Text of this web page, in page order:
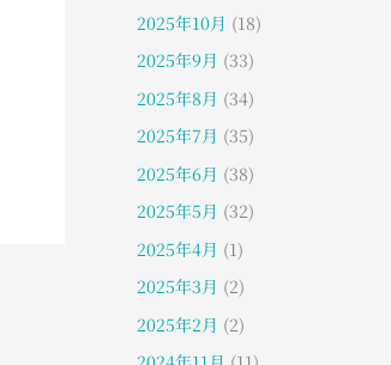
2025年10月 (18)
2025年9月 (33)
2025年8月 (34)
2025年7月 (35)
2025年6月 (38)
2025年5月 (32)
2025年4月 (1)
2025年3月 (2)
2025年2月 (2)